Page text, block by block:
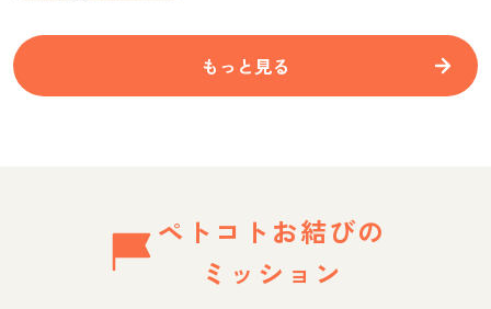
もっと見る
ペトコトお結びの
ミッション